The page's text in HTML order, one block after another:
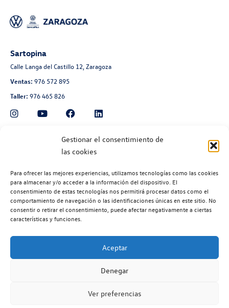
Gestionar el consentimiento de
las cookies
Para ofrecer las mejores experiencias, utilizamos tecnologías como las cookies
para almacenar y/o acceder a la información del dispositivo. El
consentimiento de estas tecnologías nos permitirá procesar datos como el
comportamiento de navegación o las identificaciones únicas en este sitio. No
consentir o retirar el consentimiento, puede afectar negativamente a ciertas
características y funciones.
Aceptar
Denegar
Ver preferencias
Sartopina
Calle Langa del Castillo 12, Zaragoza
Ventas: 976 572 895
Taller: 976 465 826
Automoción Aragonesa
Avenida de Navarra 135, Zaragoza
Taller:976 300 563
Recambios:976 300 564
©2026 | Volkswagen Zaragoza| Aviso legal |Política de privacidad |
Política de cookies |Código ético |
Volkswagen Vehículos Comerciales EU Data Act (Reglamento (EU)